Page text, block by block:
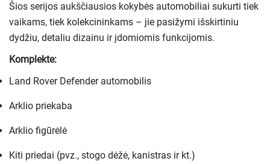
Šios serijos aukščiausios kokybės automobiliai sukurti tiek
vaikams, tiek kolekcininkams – jie pasižymi išskirtiniu
dydžiu, detaliu dizainu ir įdomiomis funkcijomis.
Komplekte:
Land Rover Defender automobilis
Arklio priekaba
Arklio figūrėlė
Kiti priedai (pvz., stogo dėžė, kanistras ir kt.)